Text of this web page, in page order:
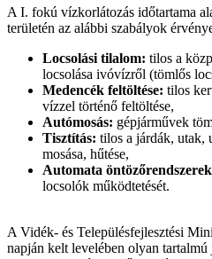
A I. fokú vízkorlátozás időtartama
területén az alábbi szabályok
Locsolási tilalom: tilos a
locsolása ivóvízről (tömlős
Medencék feltöltése: tilos
vízzel történő feltöltése,
Autómosás: gépjárművek
Tisztítás: tilos a járdák, utak,
mosása, hűtése,
Automata
locsolók működtetését.
A Vidék- és Településfejlesztési
napján kelt levelében olyan